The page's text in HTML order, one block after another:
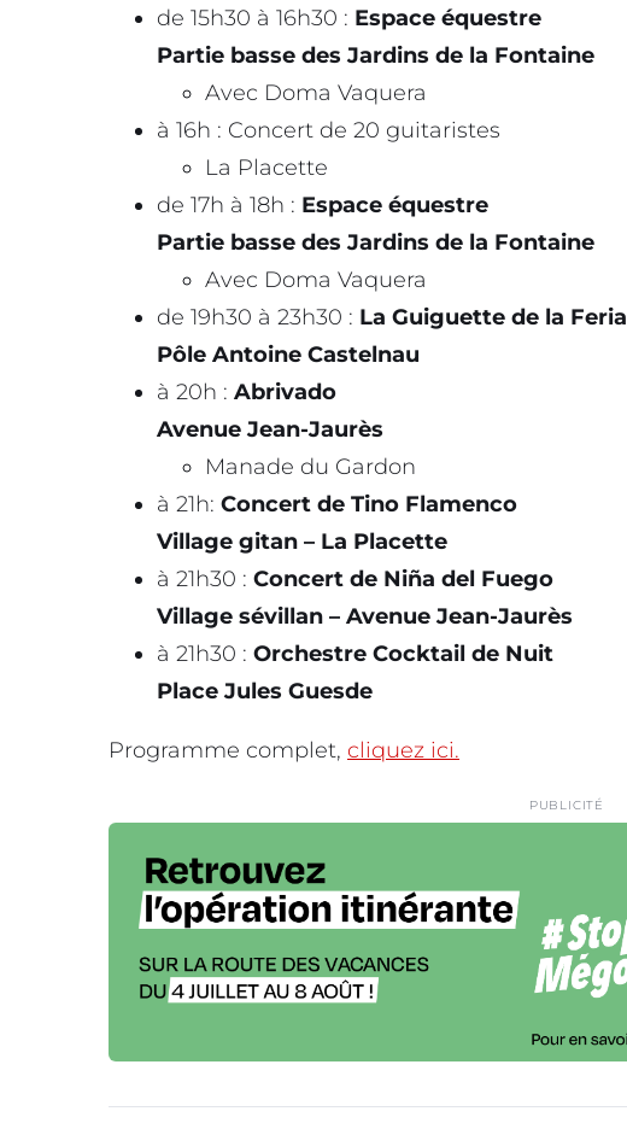
de 15h30 à 16h30 : Espace équestre
Partie basse des Jardins de la Fontaine
Avec Doma Vaquera
à 16h : Concert de 20 guitaristes
La Placette
de 17h à 18h : Espace équestre
Partie basse des Jardins de la Fontaine
Avec Doma Vaquera
de 19h30 à 23h30 : La Guiguette de la Feria
Pôle Antoine Castelnau
à 20h : Abrivado
Avenue Jean-Jaurès
Manade du Gardon
à 21h: Concert de Tino Flamenco
Village gitan – La Placette
à 21h30 : Concert de Niña del Fuego
Village sévillan – Avenue Jean-Jaurès
à 21h30 : Orchestre Cocktail de Nuit
Place Jules Guesde
Programme complet, cliquez ici.
PUBLICITÉ